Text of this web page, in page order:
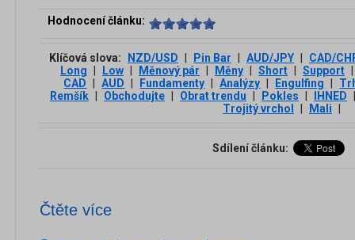
Hodnocení článku:
Klíčová slova: NZD/USD | Pin Bar | AUD/JPY |
CAD/
Long | Low | Měnový pár | Měny | Short | Support |
CAD | AUD | Fundamenty | Analýzy | Engulfing |
Remšík | Obchodujte | Obrat trendu | Pokles | IHNED |
Trojitý vrchol | Mali |
Sdílení článku:
Čtěte více